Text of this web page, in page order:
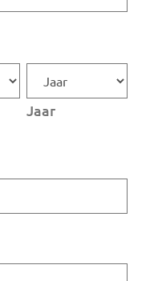
Jaar